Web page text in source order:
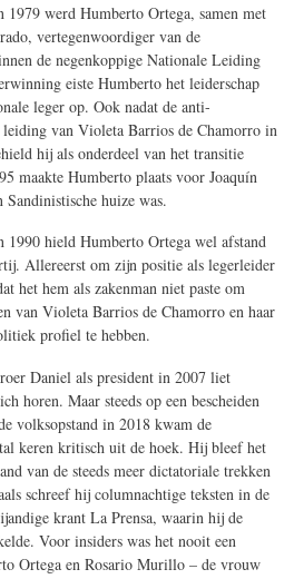
werd Humberto Ortega, samen met
vertegenwoordiger van de
de negenkoppige Nationale Leiding
eiste Humberto het leiderschap
leger op. Ook nadat de anti-
van Violeta Barrios de Chamorro in
hij als onderdeel van het transitie
maakte Humberto plaats voor Joaquín
huize was.
1990 hield Humberto Ortega wel afstand
Allereerst om zijn positie als legerleider
het hem als zakenman niet paste om
van Violeta Barrios de Chamorro en haar
profiel te hebben.
Daniel als president in 2007 liet
horen. Maar steeds op een bescheiden
volksopstand in 2018 kwam de
keren kritisch uit de hoek. Hij bleef het
van de steeds meer dictatoriale trekken
schreef hij columnachtige teksten in de
krant La Prensa, waarin hij de
Voor insiders was het nooit een
Ortega en Rosario Murillo – de vrouw